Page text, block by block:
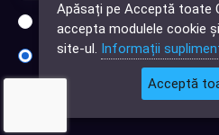
Sunt interesat de clienți
Sunt interesat de achiziții
Apăsați pe Acceptă toate
accepta modulele cookie
site-ul. Informații
Acceptă